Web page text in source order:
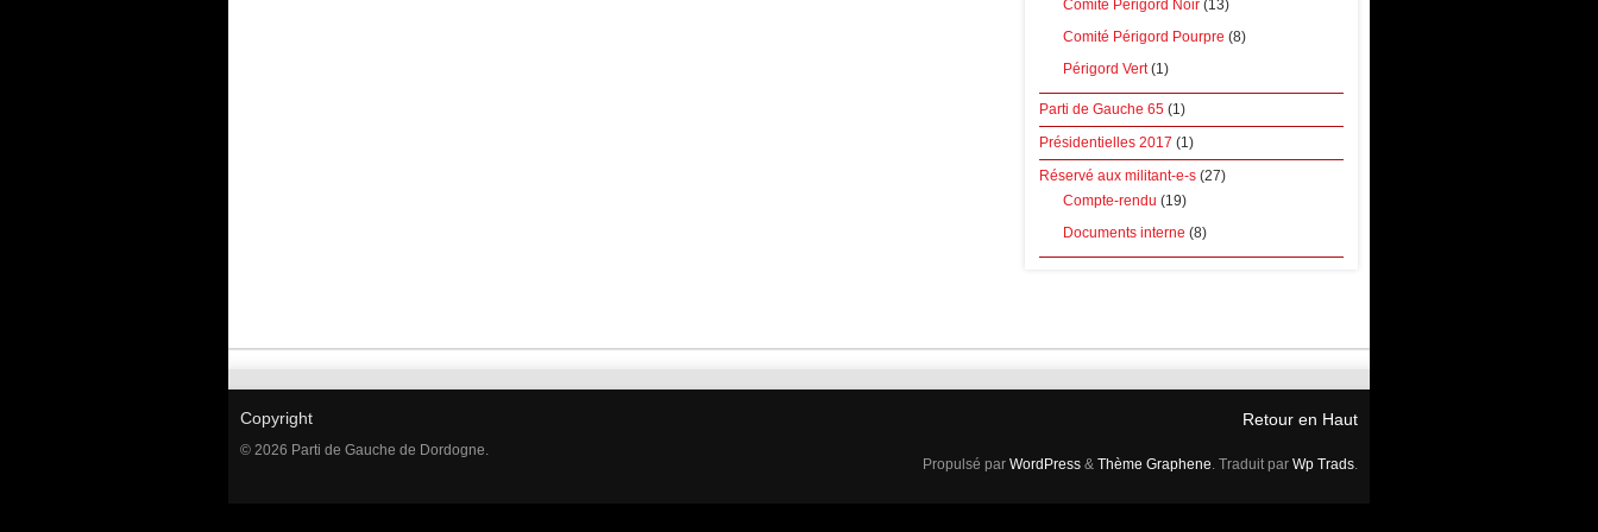
Comité Périgord Noir (13)
Comité Périgord Pourpre (8)
Périgord Vert(1)
Parti de Gauche 65 (1)
Présidentielles 2017 (1)
Réservé aux militant-e-s (27)
Compte-rendu (19)
Documents interne (8)
Copyright
© 2026 Parti de Gauche de Dordogne.
Retour en Haut
Propulsé par WordPress & Thème Graphene. Traduit par Wp Trads.